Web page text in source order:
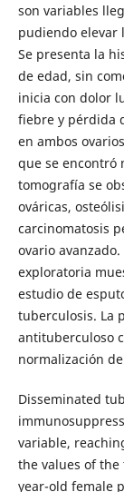
son variables
pudiendo elevar
Se presenta la
de edad, sin
inicia con dolor
fiebre y pérdida
en ambos
que se encontró
tomografía se
ováricas,
carcinomatosis
ovario
exploratoria
estudio de
tuberculosis. La
antituberculoso
normalización
Disseminated
variable,
the values of the
year-old female